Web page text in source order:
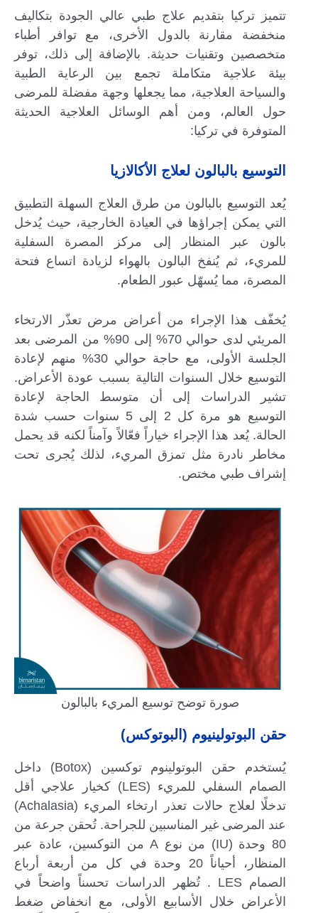
تتميز تركيا بتقديم علاج طبي عالي الجودة بتكاليف
منخفضة مقارنة بالدول الأخرى، مع توافر أطباء
متخصصين وتقنيات حديثة. بالإضافة إلى ذلك، توفر
بيئة علاجية متكاملة تجمع بين الرعاية الطبية
والسياحة العلاجية، مما يجعلها وجهة مفضلة للمرضى
حول العالم، ومن أهم الوسائل العلاجية الحديثة
المتوفرة في تركيا:
التوسيع بالبالون لعلاج الأكالازيا
يُعد التوسيع بالبالون من طرق العلاج السهلة التطبيق
التي يمكن إجراؤها في العيادة الخارجية، حيث يُدخل
بالون عبر المنظار إلى مركز المصرة السفلية
للمريء، ثم يُنفخ البالون بالهواء لزيادة اتساع فتحة
المصرة، مما يُسهّل عبور الطعام.
يُخفّف هذا الإجراء من أعراض مرض تعذّر الارتخاء
المريئي لدى حوالي 70% إلى 90% من المرضى بعد
الجلسة الأولى، مع حاجة حوالي 30% منهم لإعادة
التوسيع خلال السنوات التالية بسبب عودة الأعراض.
تشير الدراسات إلى أن متوسط الحاجة لإعادة
التوسيع هو مرة كل 2 إلى 5 سنوات حسب شدة
الحالة. يُعد هذا الإجراء خياراً فعّالاً وآمناً لكنه قد يحمل
مخاطر نادرة مثل تمزق المريء، لذلك يُجرى تحت
إشراف طبي مختص.
صورة توضح توسيع المريء بالبالون
حقن البوتولينيوم (البوتوكس)
يُستخدم حقن البوتولينوم توكسين (Botox) داخل
الصمام السفلي للمريء (LES) كخيار علاجي أقل
تدخلًا لعلاج حالات تعذر ارتخاء المريء (Achalasia)
عند المرضى غير المناسبين للجراحة. تُحقن جرعة من
80 وحدة (IU) من نوع A من التوكسين، عادة عبر
المنظار، أحياناً 20 وحدة في كل من أربعة أرباع
الصمام LES . تُظهر الدراسات تحسناً واضحاً في
الأعراض خلال الأسابيع الأولى، مع انخفاض ضغط